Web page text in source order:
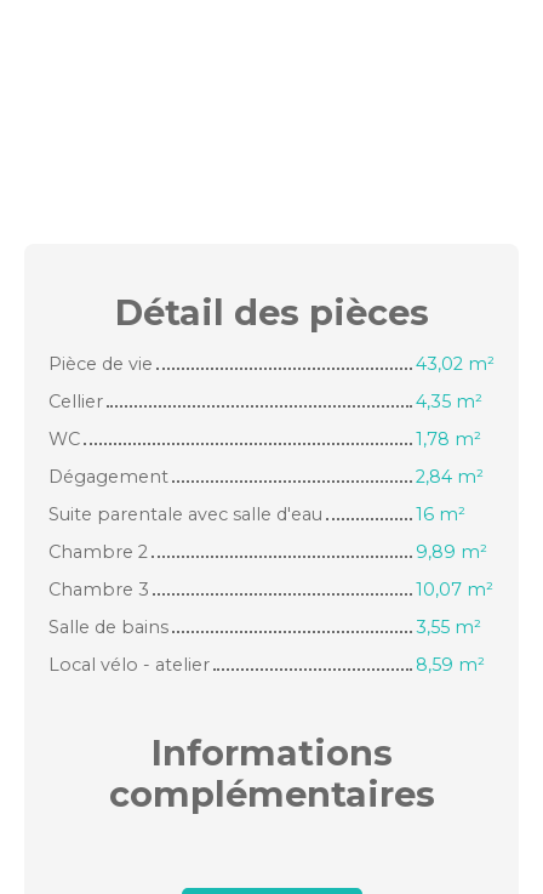
Détail des pièces
Pièce de vie
43,02 m²
Cellier
4,35 m²
WC
1,78 m²
Dégagement
2,84 m²
Suite parentale avec salle d'eau
16 m²
Chambre 2
9,89 m²
Chambre 3
10,07 m²
Salle de bains
3,55 m²
Local vélo - atelier
8,59 m²
Informations
complémentaires